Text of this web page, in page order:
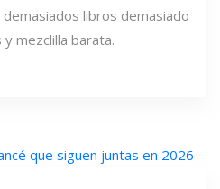
libros demasiado
mezclilla barata.